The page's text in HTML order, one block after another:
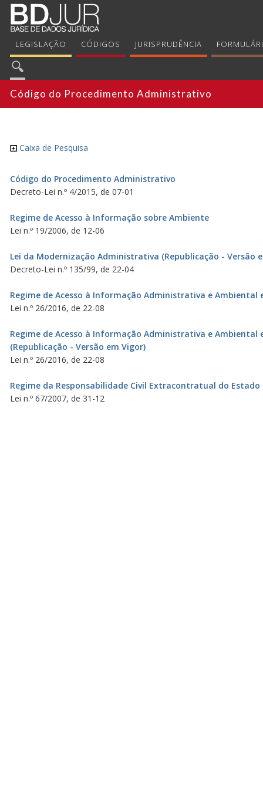
LEGISLAÇÃO CÓDIGOS JURISPRUDÊNCIA
Código do Procedimento Administrativo
Caixa de Pesquisa
Código do Procedimento Administrativo
Decreto-Lei n.º 4/2015, de 07-01
Regime de Acesso à Informação sobre Ambiente
Lei n.º 19/2006, de 12-06
Lei da Modernização Administrativa (Republicação - Versão
Decreto-Lei n.º 135/99, de 22-04
Regime de Acesso à Informação Administrativa e
Lei n.º 26/2016, de 22-08
Regime de Acesso à Informação Administrativa e
(Republicação - Versão em Vigor)
Lei n.º 26/2016, de 22-08
Regime da Responsabilidade Civil Extracontratual do Estado
Lei n.º 67/2007, de 31-12